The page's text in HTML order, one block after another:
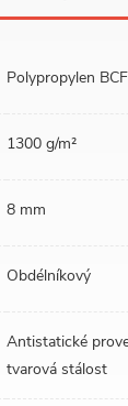
Polypropylen BCF
1300 g/m²
8 mm
Obdélníkový
Antistatické
tvarová stálost